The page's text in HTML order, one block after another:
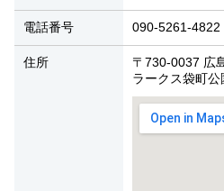
電話番号 090-5261-4822
住所
〒730-0037 広
ラークス袋町